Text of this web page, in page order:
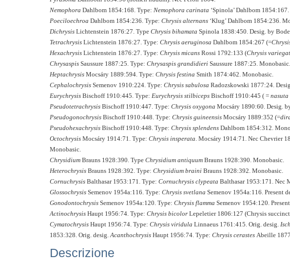
Nemophora Dahlbom 1854:168. Type: Nemophora carinata ‘Spinola’ Dahlbom
Poeciloechroa Dahlbom 1854:236. Type: Chrysis alternans ‘Klug’ Dahlbom 1854:236.
Dichrysis Lichtenstein 1876:27. Type Chrysis bihamata Spinola 1838:450. Desig. by
Tetrachrysis Lichtenstein 1876:27. Type: Chrysis aeruginosa Dahlbom 1854:267 (=
Hexachrysis Lichtenstein 1876:27. Type: Chrysis micans Rossi 1792:133 (Chrysis
Chrysaspis Saussure 1887:25. Type: Chrysaspis grandidieri Saussure 1887:25. Monobasic.
Heptachrysis Mocsáry 1889:594. Type: Chrysis festina Smith 1874:462. Monobasic.
Cephalochrysis Semenov 1910:224. Type: Chrysis sabulosa Radozskowski 1877:24.
Eurychrysis Bischoff 1910:445. Type: Eurychrysis stilbiceps Bischoff 1910:445 ( = nasuta
Pseudotetrachrysis Bischoff 1910:447. Type: Chrysis oxygona Mocsáry 1890:60. Desig.
Pseudogonochrysis Bischoff 1910:448. Type: Chrysis guineensis Mocsáry 1889:352 (=
Pseudohexachrysis Bischoff 1910:448. Type: Chrysis splendens Dahlbom 1854:312.
Octochrysis Mocsáry 1914:71. Type: Chrysis insperata. Mocsáry 1914:71. Nec Chevrier
Monobasic.
Chrysidium Brauns 1928:390. Type Chrysidium antiquum Brauns 1928:390. Monobasic.
Heterochrysis Brauns 1928:392. Type: Chrysidium braini Brauns 1928:392. Monobasic.
Cornuchrysis Balthasar 1953:171. Type: Cornuchrysis clypeata Balthasar 1953:171. Nec
Glossochrysis Semenov 1954a:116. Type: Chrysis svetlana Semenov 1954a:116. Present
Gonodontochrysis Semenov 1954a:120. Type: Chrysis flamma Semenov 1954:120.
Actinochrysis Haupt 1956:74. Type: Chrysis bicolor Lepeletier 1806:127 (Chrysis
Cymatochrysis Haupt 1956:74. Type: Chrysis viridula Linnaeus 1761:415. Orig. desig.
1853:328. Orig. desig.Acanthochrysis Haupt 1956:74. Type: Chrysis cerastes Abeille
Descrizione